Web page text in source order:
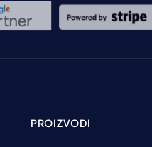
PROIZVODI